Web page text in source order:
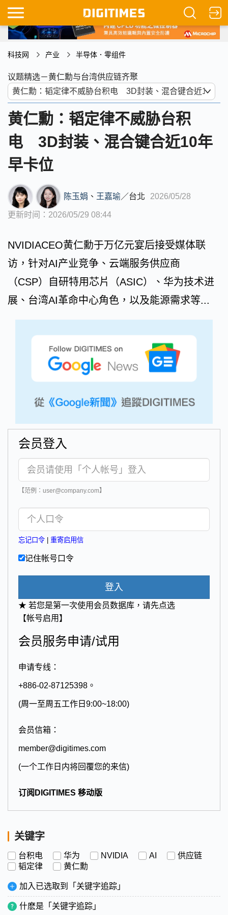
科技网 产业 半导体．零组件
议题精选－黄仁勳与台湾供应链齐聚
黄仁勳：韬定律不威胁台积
电 3D封装、混合键合近10年
早卡位
陈玉娟 、 王嘉瑜／台北 2026/05/28
更新时间：2026/05/29 08:44
NVIDIACEO黄仁勳于万亿元宴后接受媒体联
访，针对AI产业竞争、云端服务供应商
（CSP）自研特用芯片（ASIC）、华为技术进
展、台湾AI革命中心角色，以及能源需求等...
会员登入
【范例：user@company.com】
忘记口令 重寄启用信
记住帐号口令
登入
★ 若您是第一次使用会员数据库，请先点选
【帐号启用】
会员服务申请/试用
申请专线：
+886-02-87125398。
(周一至周五工作日9:00~18:00)
会员信箱：
member@digitimes.com
(一个工作日内将回覆您的来信)
订阅DIGITIMES 移动版
关键字
台积电 华为 NVIDIA AI
供应链
韬定律
黄仁勳
加入已选取到「关键字追踪」
什麽是「关键字追踪」